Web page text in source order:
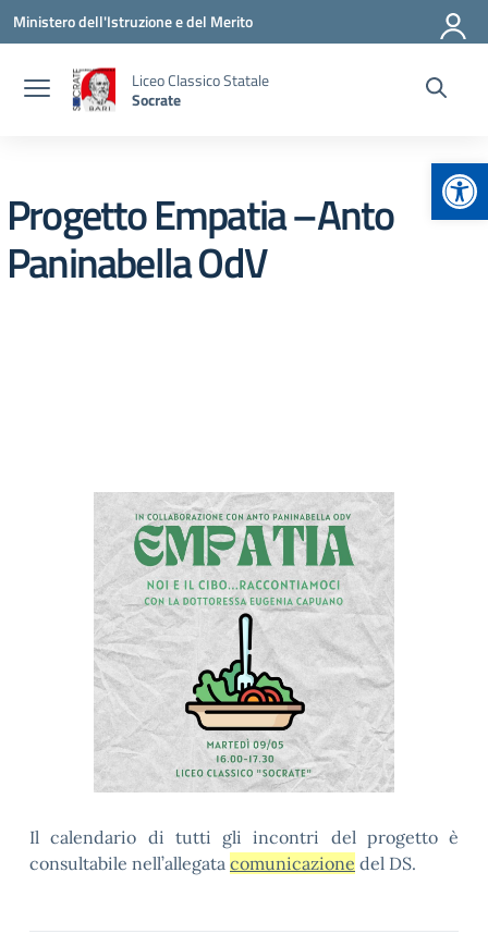
Vai ai contenuti
Vai al menu di navigazione
Vai al footer
Ministero dell'Istruzione e del Merito
Liceo Classico Statale
Socrate
Progetto Empatia –Anto
Paninabella OdV
Il calendario di tutti gli incontri del progetto è
consultabile nell’allegata comunicazione del DS.